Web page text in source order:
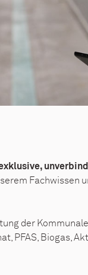
Fachwissen
der
PFAS, Biogas,